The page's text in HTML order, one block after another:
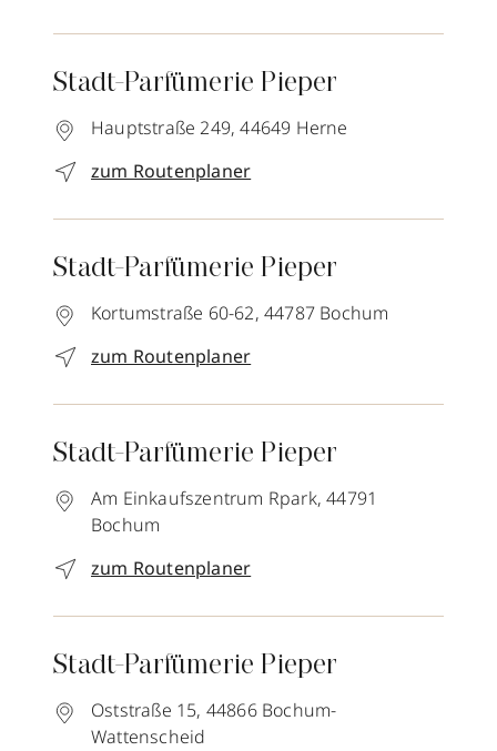
Stadt-Parfümerie Pieper
Hauptstraße 249, 44649 Herne
zum Routenplaner
Stadt-Parfümerie Pieper
Kortumstraße 60-62, 44787 Bochum
zum Routenplaner
Stadt-Parfümerie Pieper
Am Einkaufszentrum Rpark, 44791
Bochum
zum Routenplaner
Stadt-Parfümerie Pieper
Oststraße 15, 44866 Bochum-
Wattenscheid